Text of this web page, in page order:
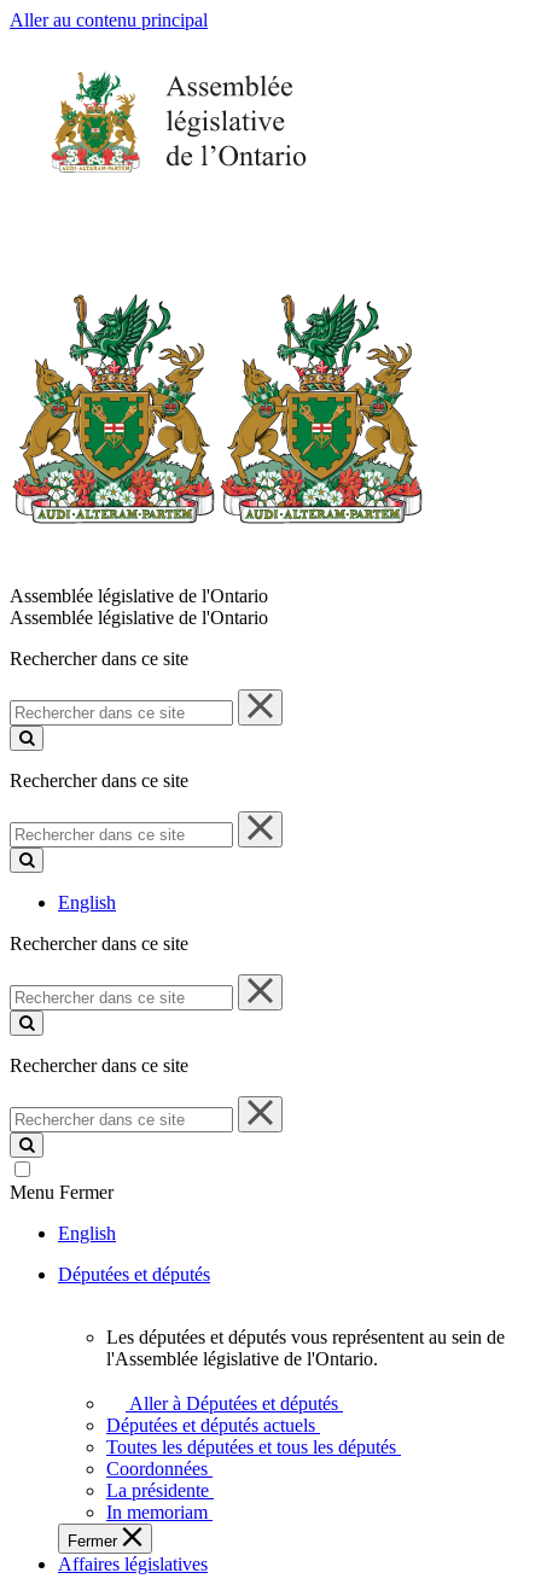
Aller au contenu principal
Assemblée législative de l'Ontario
Assemblée législative de l'Ontario
Rechercher dans ce site
Rechercher
dans
ce
Rechercher dans ce site
Rechercher
dans
ce
English
Rechercher dans ce site
Rechercher
dans
ce
Rechercher dans ce site
Rechercher
dans
ce
site
Menu Fermer
English
Députées et députés
députés
vous
représentent
sein
de
l'Assemblée
législative
Les députées et députés vous représentent au sein de
l'Assemblée législative de l'Ontario.
Aller à Députées et députés
Députées et députés actuels
Toutes les députées et tous les députés
Coordonnées
La présidente
In memoriam
Fermer
Affaires législatives